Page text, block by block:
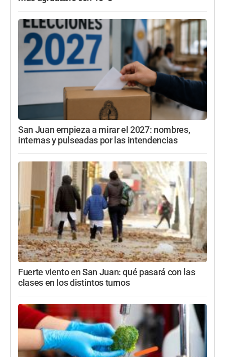
San Juan empieza a mirar el 2027: nombres,
internas y pulseadas por las intendencias
Fuerte viento en San Juan: qué pasará con las
clases en los distintos turnos